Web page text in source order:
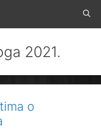
2021.
o